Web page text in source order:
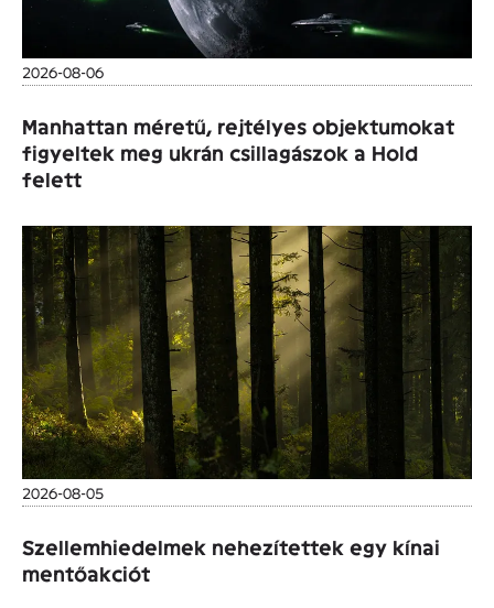
2026-08-06
Manhattan méretű, rejtélyes objektumokat
figyeltek meg ukrán csillagászok a Hold
felett
2026-08-05
Szellemhiedelmek nehezítettek egy kínai
mentőakciót